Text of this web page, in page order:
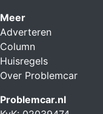
Meer
Adverteren
Column
Huisregels
Over Problemcar
Problemcar.nl